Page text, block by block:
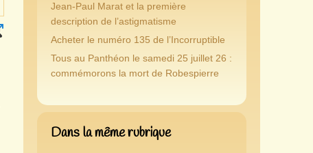
Jean-Paul Marat et la première
description de l’astigmatisme
Acheter le numéro 135 de l’Incorruptible
Tous au Panthéon le samedi 25 juillet 26 :
commémorons la mort de Robespierre
Dans la même rubrique